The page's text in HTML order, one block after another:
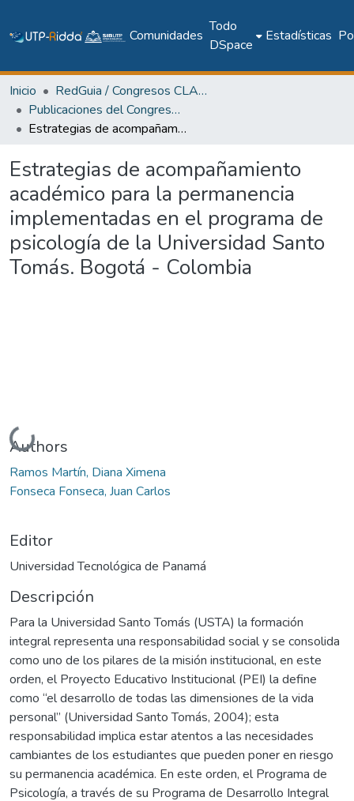
Comunidades
Todo
DSpace
Estadísticas
Inicio
RedGuia / Congresos CLABES
Publicaciones del Congreso Internacional CLABES
Estrategias de acompañamiento académico para la permanencia implementadas en el programa de psicología de la Universidad Santo Tomás. Bogotá - Colombia
Estrategias de acompañamiento
académico para la permanencia
implementadas en el programa de
psicología de la Universidad Santo
Tomás. Bogotá - Colombia
Cargando...
Authors
Ramos Martín, Diana Ximena
Fonseca Fonseca, Juan Carlos
Editor
Universidad Tecnológica de Panamá
Descripción
Para la Universidad Santo Tomás (USTA) la formación
integral representa una responsabilidad social y se consolida
como uno de los pilares de la misión institucional, en este
orden, el Proyecto Educativo Institucional (PEI) la define
como “el desarrollo de todas las dimensiones de la vida
personal” (Universidad Santo Tomás, 2004); esta
responsabilidad implica estar atentos a las necesidades
cambiantes de los estudiantes que pueden poner en riesgo
su permanencia académica. En este orden, el Programa de
Psicología, a través de su Programa de Desarrollo Integral